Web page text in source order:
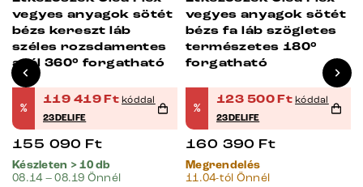
vegyes anyagok sötét
bézs kereszt láb
széles rozsdamentes
acél 360° forgatható
%
119 419Ft kóddal
23DELIFE
155 090 Ft
Készleten > 10 db
08.14 – 08.19 Önnél
vegyes anyagok sötét
bézs fa láb szögletes
természetes 180°
forgatható
%
123 500Ft kóddal
23DELIFE
160 390 Ft
Megrendelés
11.04-tól Önnél